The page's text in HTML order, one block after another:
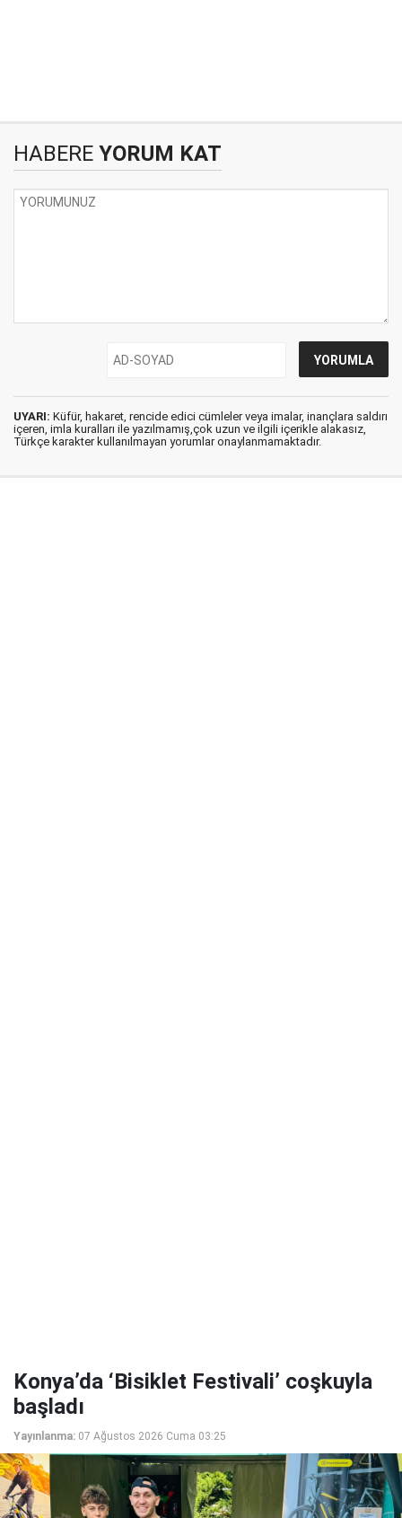
HABERE YORUM KAT
UYARI: Küfür, hakaret, rencide edici cümleler veya imalar, inançlara saldırı
içeren, imla kuralları ile yazılmamış,çok uzun ve ilgili içerikle alakasız,
Türkçe karakter kullanılmayan yorumlar onaylanmamaktadır.
Konya’da ‘Bisiklet Festivali’ coşkuyla
başladı
Yayınlanma: 07 Ağustos 2026 Cuma 03:25